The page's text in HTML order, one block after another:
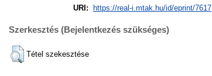
URI:
https://real-i.mtak.hu/id/eprint/7617
Szerkesztés (Bejelentkezés szükséges)
Tétel szekesztése